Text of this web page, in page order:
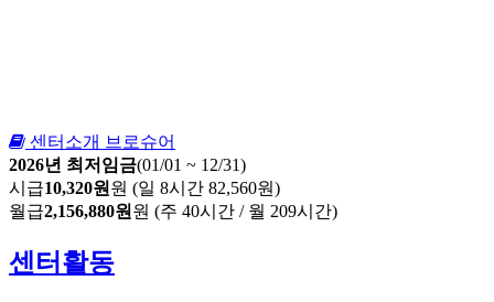
센터소개 브로슈어
2026년 최저임금(01/01 ~ 12/31)
시급10,320원 원 (일 8시간 82,560원)
월급2,156,880원 원 (주 40시간 / 월 209시간)
센터활동